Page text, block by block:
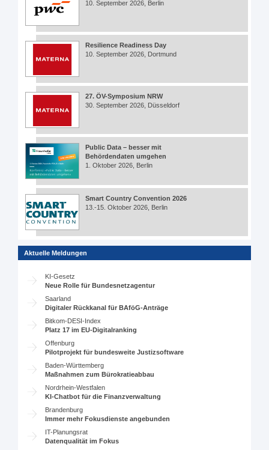
10. September 2026, Berlin
Resilience Readiness Day
10. September 2026, Dortmund
27. ÖV-Symposium NRW
30. September 2026, Düsseldorf
Public Data – besser mit
Behördendaten umgehen
1. Oktober 2026, Berlin
Smart Country Convention 2026
13.-15. Oktober 2026, Berlin
Aktuelle Meldungen
KI-Gesetz
Neue Rolle für Bundesnetzagentur
Saarland
Digitaler Rückkanal für BAföG-Anträge
Bitkom-DESI-Index
Platz 17 im EU-Digitalranking
Offenburg
Pilotprojekt für bundesweite Justizsoftware
Baden-Württemberg
Maßnahmen zum Bürokratieabbau
Nordrhein-Westfalen
KI-Chatbot für die Finanzverwaltung
Brandenburg
Immer mehr Fokusdienste angebunden
IT-Planungsrat
Datenqualität im Fokus